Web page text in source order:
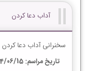
آداب دعا کردن
سخنرانی آداب دعا کردن
تاریخ مراسم: 1394/06/15